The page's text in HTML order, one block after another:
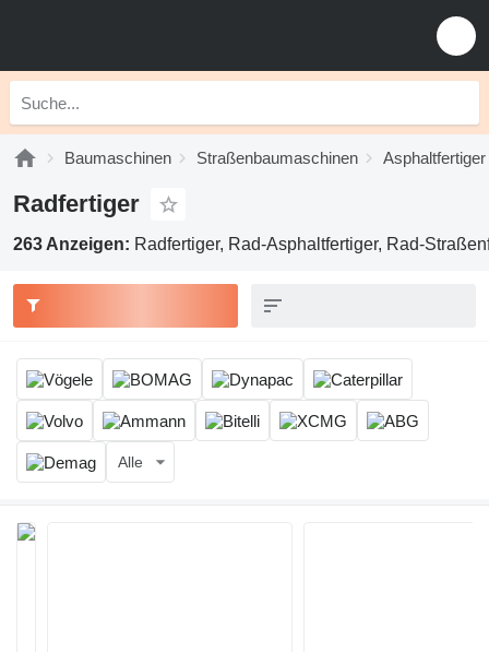
Baumaschinen Straßenbaumaschinen Asphaltfertiger
Radfertiger
263 Anzeigen: Radfertiger, Rad-Asphaltfertiger, Rad-
Alle